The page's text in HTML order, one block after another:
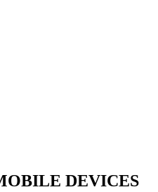
DEVICES